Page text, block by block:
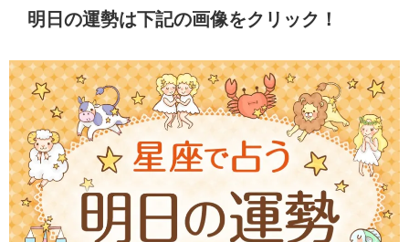
明日の運勢は下記の画像をクリック！